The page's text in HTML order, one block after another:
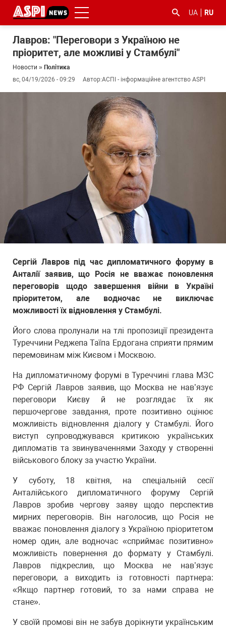
UA RU
Лавров: "Переговори з Україною не
пріоритет, але можливі у Стамбулі"
Новости » Політика
вс, 04/19/2026 - 09:29
Автор:АСПІ - інформаційне агентство ASPI
Сергій Лавров під час дипломатичного форуму в
Анталії заявив, що Росія не вважає поновлення
переговорів щодо завершення війни в Україні
пріоритетом, але водночас не виключає
можливості їх відновлення у Стамбулі.
Його слова пролунали на тлі пропозиції президента
Туреччини Реджепа Таїпа Ердогана сприяти прямим
перемовинам між Києвом і Москвою.
На дипломатичному форумі в Туреччині глава МЗС
РФ Сергій Лавров заявив, що Москва не нав’язує
переговори Києву й не розглядає їх як
першочергове завдання, проте позитивно оцінює
можливість відновлення діалогу у Стамбулі. Його
виступ супроводжувався критикою українських
дипломатів та звинуваченнями Заходу у створенні
військового блоку за участю України.
У суботу, 18 квітня, на спеціальній сесії
Анталійського дипломатичного форуму Сергій
Лавров зробив чергову заяву щодо перспектив
мирних переговорів. Він наголосив, що Росія не
вважає поновлення діалогу з Україною пріоритетом
номер один, але водночас «сприймає позитивно»
можливість повернення до формату у Стамбулі.
Лавров підкреслив, що Москва не нав’язує
переговори, а виходить із готовності партнера:
«Якщо партнер готовий, то за нами справа не
стане».
У своїй промові він не забув дорікнути українським
#гфс #Киев #коронавірус